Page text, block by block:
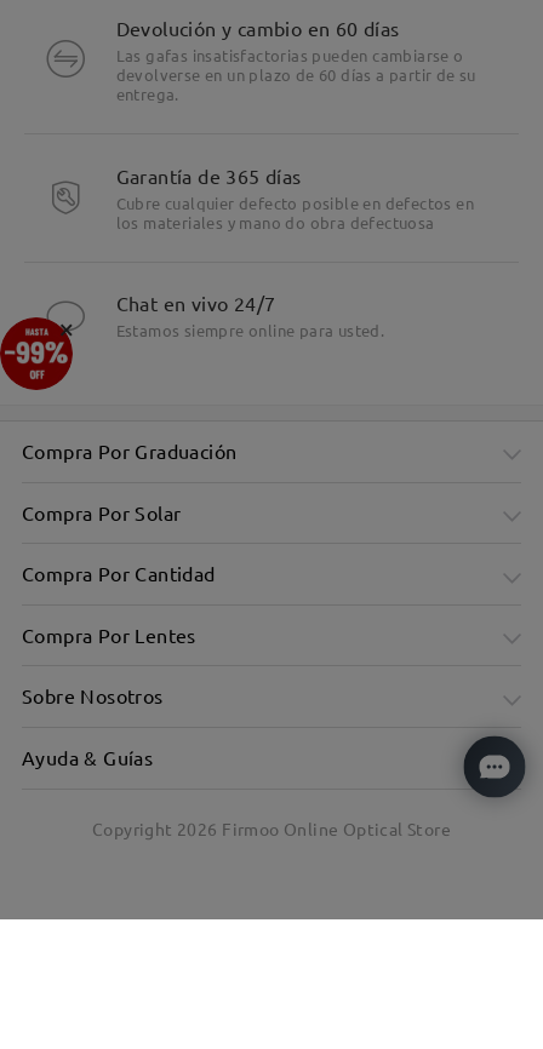
Devolución y cambio en 60 días
Las gafas insatisfactorias pueden cambiarse o
devolverse en un plazo de 60 días a partir de su
entrega.
Garantía de 365 días
Cubre cualquier defecto posible en defectos en
los materiales y mano do obra defectuosa
Chat en vivo 24/7
Estamos siempre online para usted.
Compra Por Graduación
Compra Por Solar
Compra Por Cantidad
Compra Por Lentes
Sobre Nosotros
Ayuda & Guías
Copyright 2026 Firmoo Online Optical Store
×